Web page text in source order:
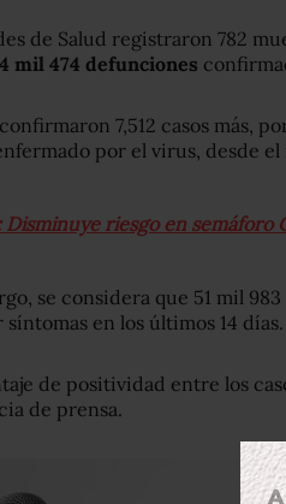
de Salud registraron 782
mil 474 defunciones
7,512 casos más,
por el virus, desde
Disminuye riesgo en
se considera que 51 mil
en los últimos 14 días.
de positividad entre los
de prensa.